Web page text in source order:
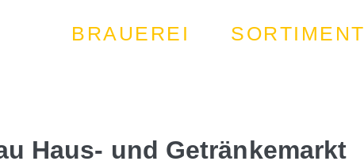
BRAUEREI SORTIMENT
Haus- und Getränkemarkt